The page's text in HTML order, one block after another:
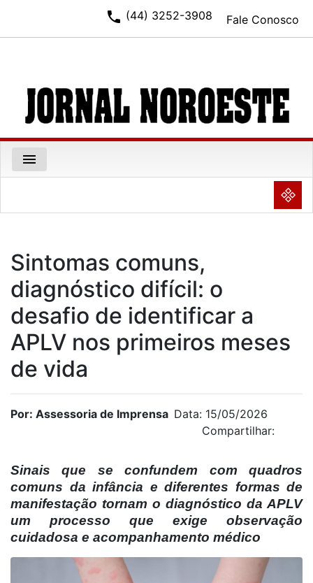
Fale Conosco
phone (44) 3252-3908
menu
NULL
Sintomas comuns,
diagnóstico difícil: o
desafio de identificar a
APLV nos primeiros meses
de vida
Por: Assessoria de Imprensa Data: 15/05/2026
Compartilhar:
Sinais que se confundem com quadros
comuns da infância e diferentes formas de
manifestação tornam o diagnóstico da APLV
um processo que exige observação
cuidadosa e acompanhamento médico